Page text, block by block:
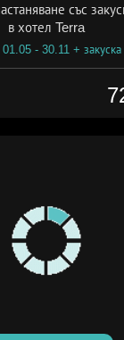
със
в хотел Terra
01.05 - 30.11 + закуска